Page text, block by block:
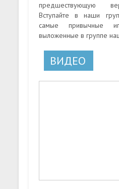
предшествующую
Вступайте в наши
самые привычные
выложенные в группе
ВИДЕО